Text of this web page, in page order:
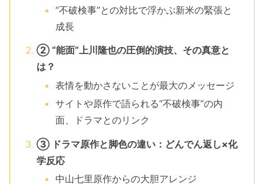
“不破検事”との対比で浮かぶ新米の緊張と
成長
② “能面”上川隆也の圧倒的演技、その真意と
は？
表情を動かさないことが最大のメッセージ
サイトや原作で語られる“不破検事”の内
面、ドラマとのリンク
③ ドラマ原作と脚色の違い：どんでん返し×化
学反応
中山七里原作からの大胆アレンジ